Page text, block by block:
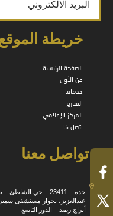
خريطة
الصفحة الرئيسية
عن الأول
خدماتنا
التقارير
المركز الإعلامي
اتصل بنا
تواصل معنا
جدة – 23411 – حي
عبدالعزيز، بجوار مستشفى
أبراج رصد – الدور التاسع